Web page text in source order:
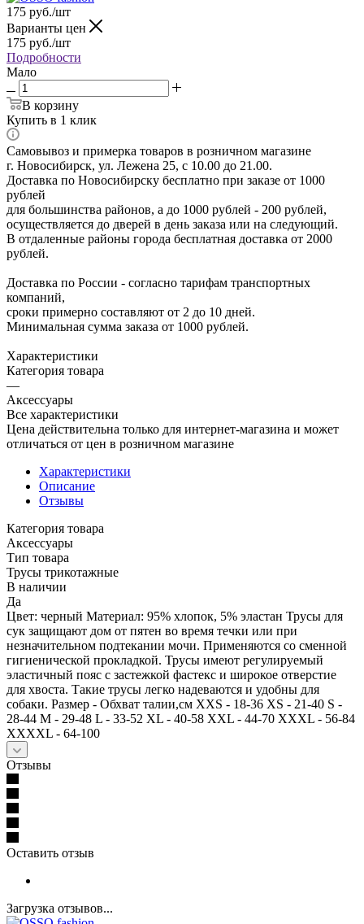
175 руб./шт
Варианты цен
175 руб./шт
Подробности
Мало
В корзину
Купить в 1 клик
Самовывоз и примерка товаров в розничном магазине
г. Новосибирск, ул. Лежена 25, с 10.00 до 21.00.
Доставка по Новосибирску бесплатно при заказе от 1000
рублей
для большинства районов, а до 1000 рублей - 200 рублей,
осуществляется до дверей в день заказа или на следующий.
В отдаленные районы города бесплатная доставка от 2000
рублей.
Доставка по России - согласно тарифам транспортных
компаний,
сроки примерно составляют от 2 до 10 дней.
Минимальная сумма заказа от 1000 рублей.
Характеристики
Категория товара
—
Аксессуары
Все характеристики
Цена действительна только для интернет-магазина и может
отличаться от цен в розничном магазине
Характеристики
Описание
Отзывы
Категория товара
Аксессуары
Тип товара
Трусы трикотажные
В наличии
Да
Цвет: черный Материал: 95% хлопок, 5% эластан Трусы для
сук защищают дом от пятен во время течки или при
незначительном подтекании мочи. Применяются со сменной
гигиенической прокладкой. Трусы имеют регулируемый
эластичный пояс с застежкой фастекс и широкое отверстие
для хвоста. Такие трусы легко надеваются и удобны для
собаки. Размер - Обхват талии,см XXS - 18-36 XS - 21-40 S -
28-44 M - 29-48 L - 33-52 XL - 40-58 XXL - 44-70 XXXL - 56-84
XXXXL - 64-100
Отзывы
Оставить отзыв
Загрузка отзывов...